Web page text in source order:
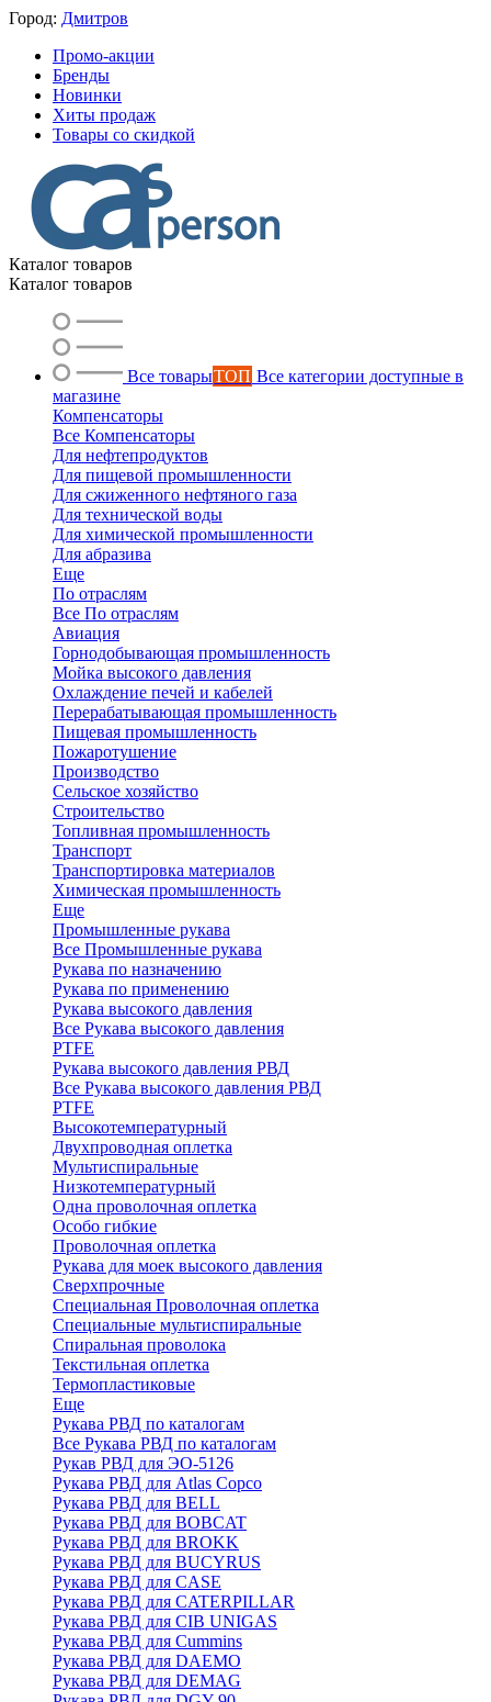
Город: Дмитров
Промо-акции
Бренды
Новинки
Хиты продаж
Товары со скидкой
Каталог товаров
Каталог товаров
Все товарыТОП Все категории доступные в
магазине
Компенсаторы
Все Компенсаторы
Для нефтепродуктов
Для пищевой промышленности
Для сжиженного нефтяного газа
Для технической воды
Для химической промышленности
Для абразива
Еще
По отраслям
Все По отраслям
Авиация
Горнодобывающая промышленность
Мойка высокого давления
Охлаждение печей и кабелей
Перерабатывающая промышленность
Пищевая промышленность
Пожаротушение
Производство
Сельское хозяйство
Строительство
Топливная промышленность
Транспорт
Транспортировка материалов
Химическая промышленность
Еще
Промышленные рукава
Все Промышленные рукава
Рукава по назначению
Рукава по применению
Рукава высокого давления
Все Рукава высокого давления
PTFE
Рукава высокого давления РВД
Все Рукава высокого давления РВД
PTFE
Высокотемпературный
Двухпроводная оплетка
Мультиспиральные
Низкотемпературный
Одна проволочная оплетка
Особо гибкие
Проволочная оплетка
Рукава для моек высокого давления
Сверхпрочные
Специальная Проволочная оплетка
Специальные мультиспиральные
Спиральная проволока
Текстильная оплетка
Термопластиковые
Еще
Рукава РВД по каталогам
Все Рукава РВД по каталогам
Рукав РВД для ЭО-5126
Рукава РВД для Atlas Copco
Рукава РВД для BELL
Рукава РВД для BOBCAT
Рукава РВД для BROKK
Рукава РВД для BUCYRUS
Рукава РВД для CASE
Рукава РВД для CATERPILLAR
Рукава РВД для CIB UNIGAS
Рукава РВД для Cummins
Рукава РВД для DAEMO
Рукава РВД для DEMAG